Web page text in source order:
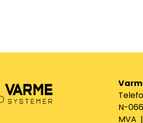
N-
MVA